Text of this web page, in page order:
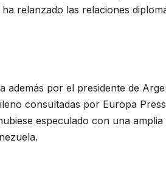
relanzado las relaciones
además por el presidente de
consultadas por Europa
especulado con una amplia